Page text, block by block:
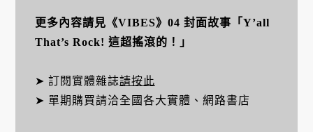
更多內容請見《VIBES》04 封面故事「Y’all
That’s Rock! 這超搖滾的！」
➤ 訂閱實體雜誌請按此
➤ 單期購買請洽全國各大實體、網路書店